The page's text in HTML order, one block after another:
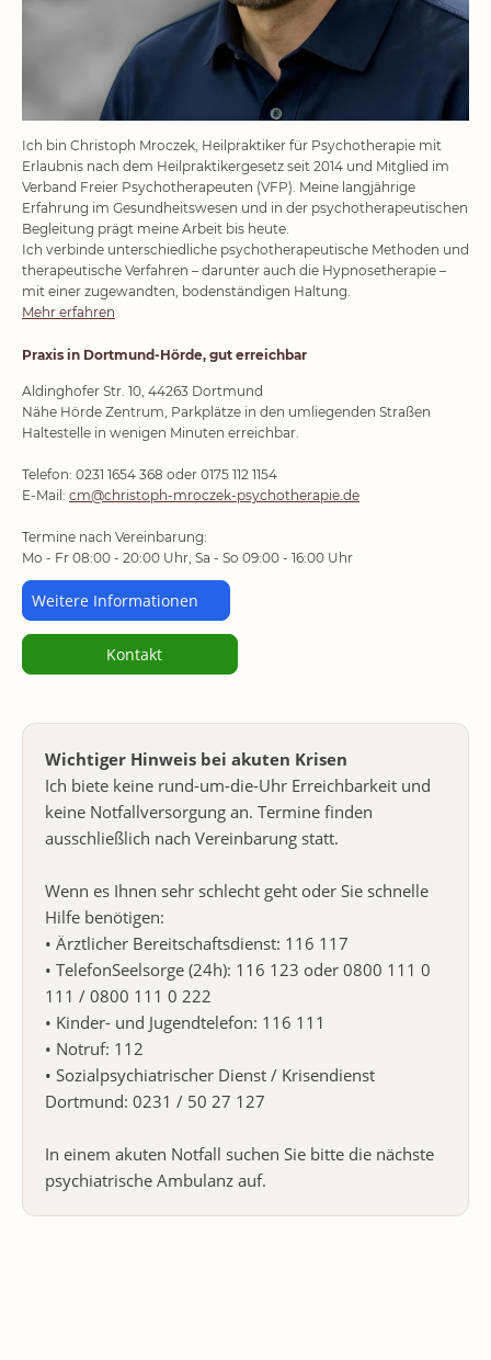
Ich bin Christoph Mroczek, Heilpraktiker für Psychotherapie mit
Erlaubnis nach dem Heilpraktikergesetz seit 2014 und Mitglied im
Verband Freier Psychotherapeuten (VFP). Meine langjährige
Erfahrung im Gesundheitswesen und in der psychotherapeutischen
Begleitung prägt meine Arbeit bis heute.
Ich verbinde unterschiedliche psychotherapeutische Methoden und
therapeutische Verfahren – darunter auch die Hypnosetherapie –
mit einer zugewandten, bodenständigen Haltung.
Mehr erfahren
Praxis in Dortmund-Hörde, gut erreichbar
Aldinghofer Str. 10, 44263 Dortmund
Nähe Hörde Zentrum, Parkplätze in den umliegenden Straßen
Haltestelle in wenigen Minuten erreichbar.
Telefon: 0231 1654 368 oder 0175 112 1154
E-Mail: cm@christoph-mroczek-psychotherapie.de
Termine nach Vereinbarung:
Mo - Fr 08:00 - 20:00 Uhr, Sa - So 09:00 - 16:00 Uhr
Weitere Informationen
Kontakt
Wichtiger Hinweis bei akuten Krisen
Ich biete keine rund-um-die-Uhr Erreichbarkeit und
keine Notfallversorgung an. Termine finden
ausschließlich nach Vereinbarung statt.
Wenn es Ihnen sehr schlecht geht oder Sie schnelle
Hilfe benötigen:
• Ärztlicher Bereitschaftsdienst: 116 117
• TelefonSeelsorge (24h): 116 123 oder 0800 111 0
111 / 0800 111 0 222
• Kinder- und Jugendtelefon: 116 111
• Notruf: 112
• Sozialpsychiatrischer Dienst / Krisendienst
Dortmund: 0231 / 50 27 127
In einem akuten Notfall suchen Sie bitte die nächste
psychiatrische Ambulanz auf.